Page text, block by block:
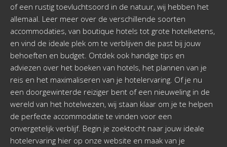
of een rustig toevluchtsoord in de natuur, wij hebben het
allemaal. Leer meer over de verschillende soorten
accommodaties, van boutique hotels tot grote hotelketens,
en vind de ideale plek om te verblijven die past bij jouw
behoeften en budget. Ontdek ook handige tips en
adviezen over het boeken van hotels, het plannen van je
reis en het maximaliseren van je hotelervaring. Of je nu
een doorgewinterde reiziger bent of een nieuweling in de
wereld van het hotelwezen, wij staan klaar om je te helpen
de perfecte accommodatie te vinden voor een
onvergetelijk verblijf. Begin je zoektocht naar jouw ideale
hotelervaring hier op onze website en maak van je